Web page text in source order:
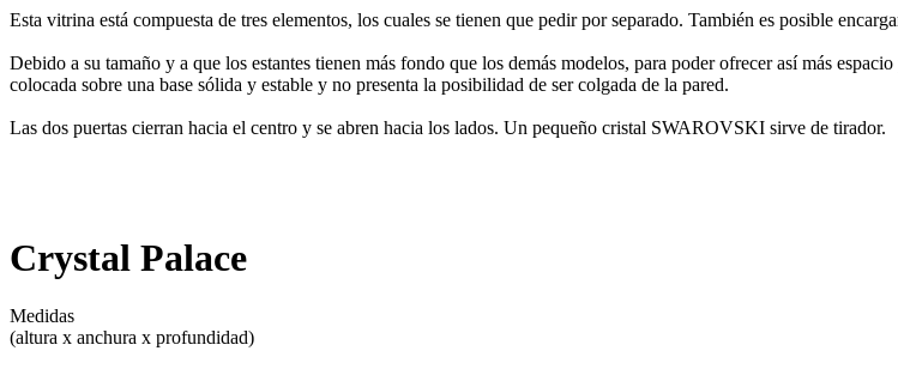
Esta vitrina está compuesta de tres elementos, los cuales se tienen que pedir por separado. También es posible
Debido a su tamaño y a que los estantes tienen más fondo que los demás modelos, para poder ofrecer así más
colocada sobre una base sólida y estable y no presenta la posibilidad de ser colgada de la pared.
Las dos puertas cierran hacia el centro y se abren hacia los lados. Un pequeño cristal SWAROVSKI sirve de tirador.
Crystal Palace
Medidas
(altura x anchura x profundidad)